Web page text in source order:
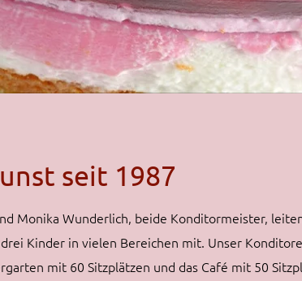
seit 1987
Monika Wunderlich, beide Konditormeister,
Kinder in vielen Bereichen mit. Unser
mit 60 Sitzplätzen und das Café mit 50